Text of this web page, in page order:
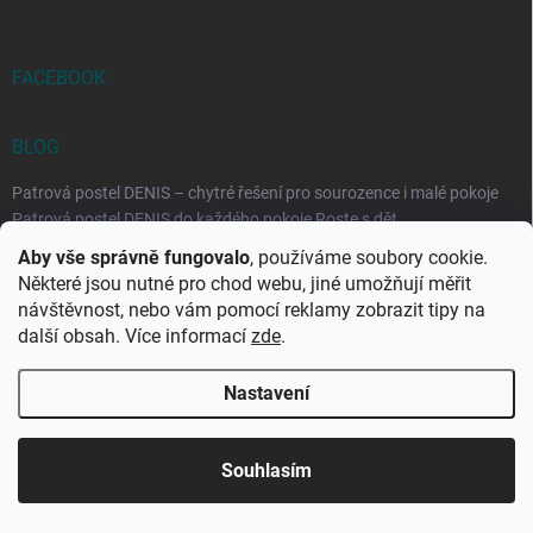
Aby vše správně fungovalo, používáme soubory cookie.
Některé jsou nutné pro chod webu, jiné umožňují měřit
návštěvnost, nebo vám pomocí reklamy zobrazit tipy na
další obsah. Více informací zde.
Nastavení
Souhlasím
FACEBOOK
BLOG
Patrová postel DENIS – chytré řešení pro sourozence i malé pokoje
Patrová postel DENIS do každého pokoje Roste s dět...
Rozkládací postele RELAX – ideální řešení pro malé prostory i
každodenní spaní
Rozkládací postel, která se přizpůsobí vašemu živo...
Copyright 2026DK-obchod.cz. Všechna práva vyhrazena.Upravit
nastavení cookies